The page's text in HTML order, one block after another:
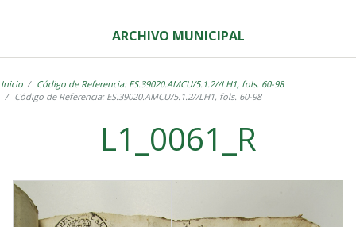
ARCHIVO MUNICIPAL
Inicio
Código de Referencia: ES.39020.AMCU/5.1.2//LH1, fols. 60-98
Código de Referencia: ES.39020.AMCU/5.1.2//LH1, fols. 60-98
L1_0061_R